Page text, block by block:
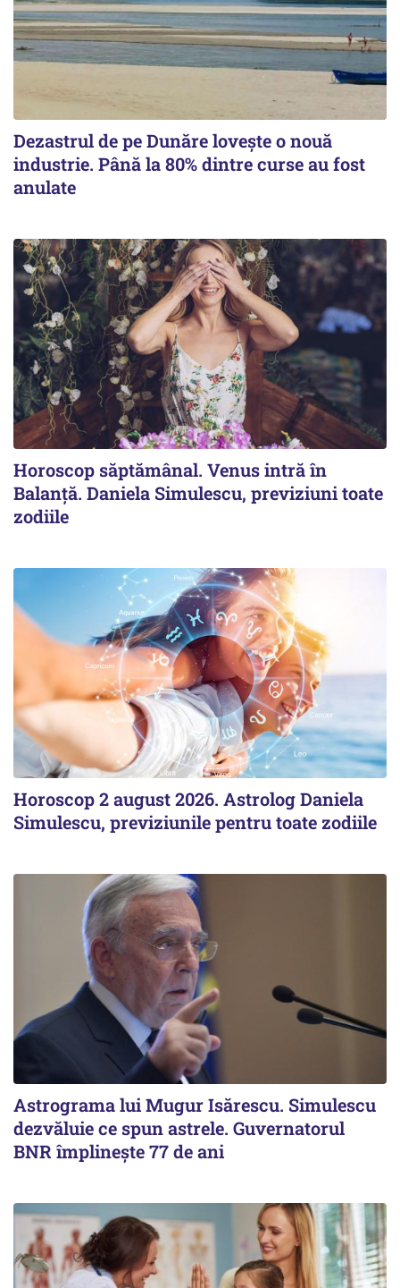
Dezastrul de pe Dunăre lovește o nouă
industrie. Până la 80% dintre curse au fost
anulate
Horoscop săptămânal. Venus intră în
Balanță. Daniela Simulescu, previziuni toate
zodiile
Horoscop 2 august 2026. Astrolog Daniela
Simulescu, previziunile pentru toate zodiile
Astrograma lui Mugur Isărescu. Simulescu
dezvăluie ce spun astrele. Guvernatorul
BNR împlinește 77 de ani